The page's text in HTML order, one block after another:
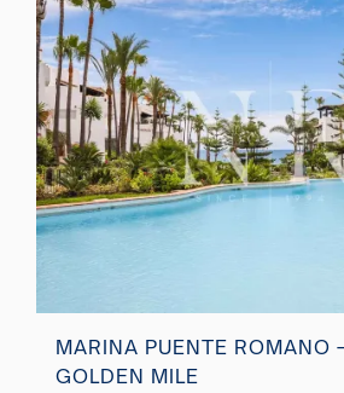
MARINA PUENTE ROMANO
GOLDEN MILE